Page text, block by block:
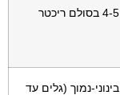
4-5 בסולם ריכטר
בינוני-נמוך (גלים עד